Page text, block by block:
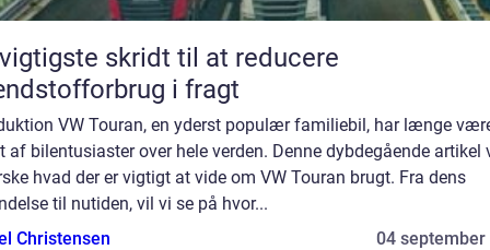
skridt til at reducere
i fragt
VW Touran, en yderst populær familiebil, har længe
af bilentusiaster over hele verden. Denne dybdegående artikel
hvad der er vigtigt at vide om VW Touran brugt. Fra dens
til nutiden, vil vi se på hvor...
Christensen
04 september